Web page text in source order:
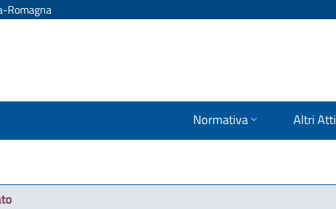
Romagna
Normativa Altri Atti